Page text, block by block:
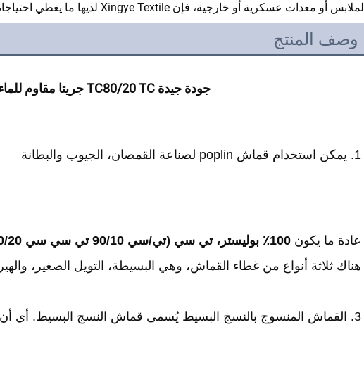
لملابس أو معدات عسكرية أو خارجية، فإن Xingye Textile لديها ما يغطي احتياجاتك.
وصف المنتج
جودة جيدة TC80/20 TC جريتا مقاوم للماء نسيج منسوج للتمويه
1. يمكن استخدام قماش poplin لصناعة القمصان، الجيوب والبطانة
عادة ما يكون 100٪ بوليستر، تي سي (تي/سي 90/10 تي سي سي 80/20 تي سي 65/35)، سي في سي و100٪ قطن.
هناك ثلاثة أنواع من غطاء القماش، وهي البسيطة، التويل الصغير،
3. القماش المنسوج بالنسج البسيط يُسمى قماش النسج البسيط. أي أن خيوط الحشو والخيوط الطولية تتداخل خيطًا 1/1.